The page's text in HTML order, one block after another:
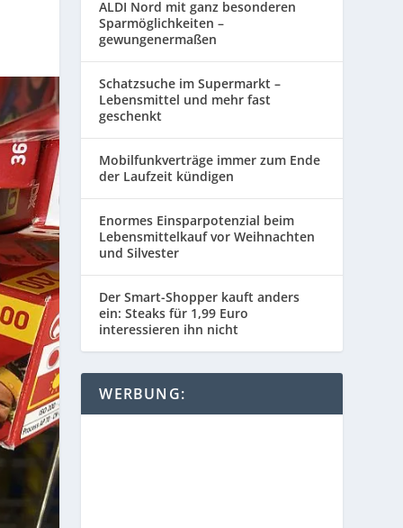
ALDI Nord mit ganz besonderen
Sparmöglichkeiten –
gewungenermaßen
Schatzsuche im Supermarkt –
Lebensmittel und mehr fast
geschenkt
Mobilfunkverträge immer zum Ende
der Laufzeit kündigen
Enormes Einsparpotenzial beim
Lebensmittelkauf vor Weihnachten
und Silvester
Der Smart-Shopper kauft anders
ein: Steaks für 1,99 Euro
interessieren ihn nicht
WERBUNG: